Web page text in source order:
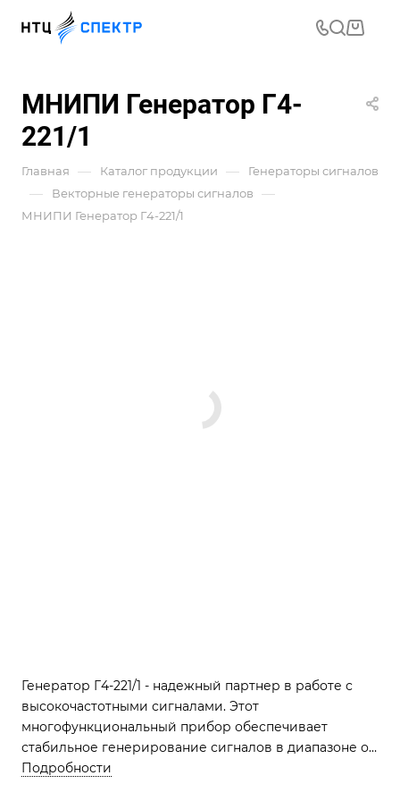
МНИПИ Генератор Г4-
221/1
Главная — Каталог продукции — Генераторы сигналов
— Векторные генераторы сигналов —
МНИПИ Генератор Г4-221/1
Генератор Г4-221/1 - надежный партнер в работе с
высокочастотными сигналами. Этот
многофункциональный прибор обеспечивает
стабильное генерирование сигналов в диапазоне от
0,1 Гц до 17 МГц, с выходной мощностью до 30 В. Легко
Подробности